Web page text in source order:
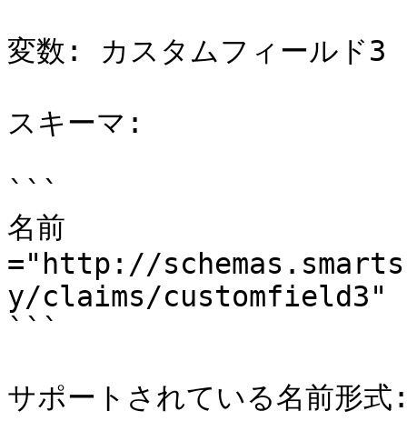
変数: カスタムフィールド3
スキーマ:
```
名前
="http://
y/claims/customfield3"
```
サポートされている名前形